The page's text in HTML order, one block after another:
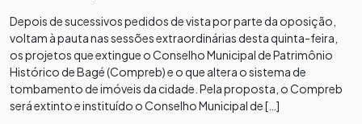
Depois de sucessivos pedidos de vista por parte da oposição,
voltam à pauta nas sessões extraordinárias desta quinta-feira,
os projetos que extingue o Conselho Municipal de Patrimônio
Histórico de Bagé (Compreb) e o que altera o sistema de
tombamento de imóveis da cidade. Pela proposta, o Compreb
será extinto e instituído o Conselho Municipal de […]